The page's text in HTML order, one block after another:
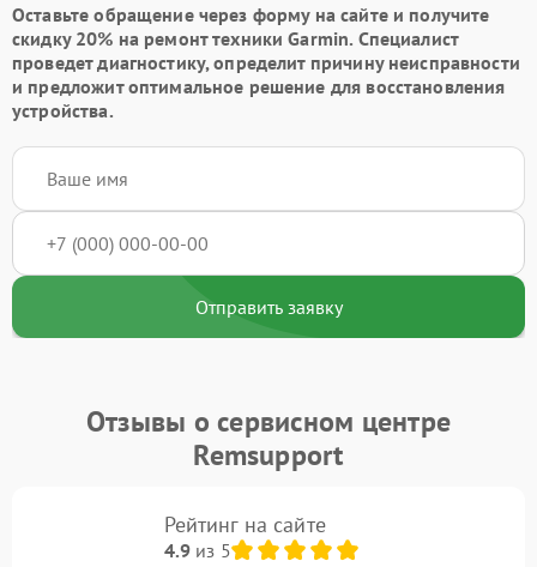
Оставьте обращение через форму на сайте и получите
скидку 20% на ремонт техники Garmin. Специалист
проведет диагностику, определит причину неисправности
и предложит оптимальное решение для восстановления
устройства.
Отправить заявку
Отзывы о сервисном центре
Remsupport
Рейтинг на сайте
4.9из 5